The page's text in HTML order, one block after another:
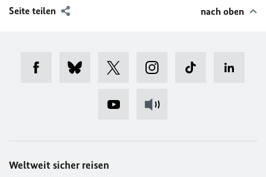
Seite teilen nach oben
Weltweit sicher reisen